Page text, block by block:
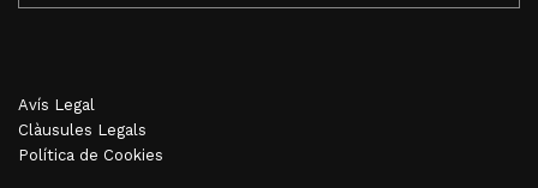
Avís Legal
Clàusules Legals
Política de Cookies